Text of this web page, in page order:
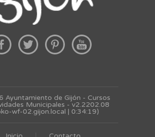
Ayuntamiento de Gijón - Cursos
Municipales - v2.2202.08
wf-02.gijon.local | 0:34:19)